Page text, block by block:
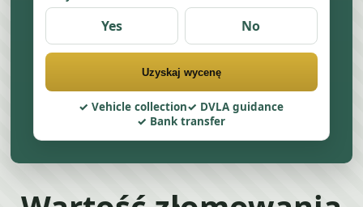
Yes No
Uzyskaj wycenę
Vehicle collection
DVLA guidance
Bank transfer